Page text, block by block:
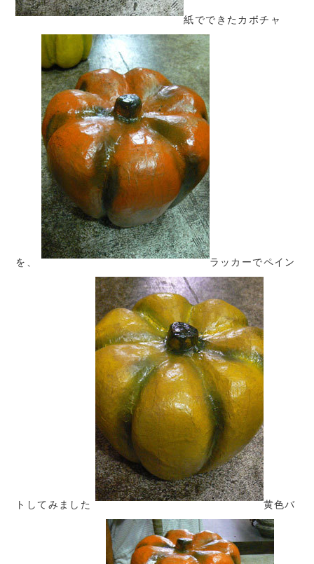
紙でできたカボチャ
を、 ラッカーでペイン
トしてみました 黄色バ